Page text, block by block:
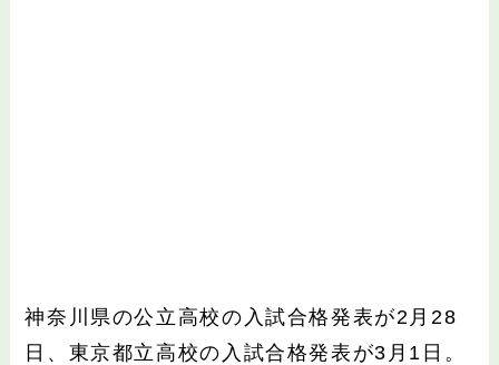
神奈川県の公立高校の入試合格発表が2月28
日、東京都立高校の入試合格発表が3月1日。